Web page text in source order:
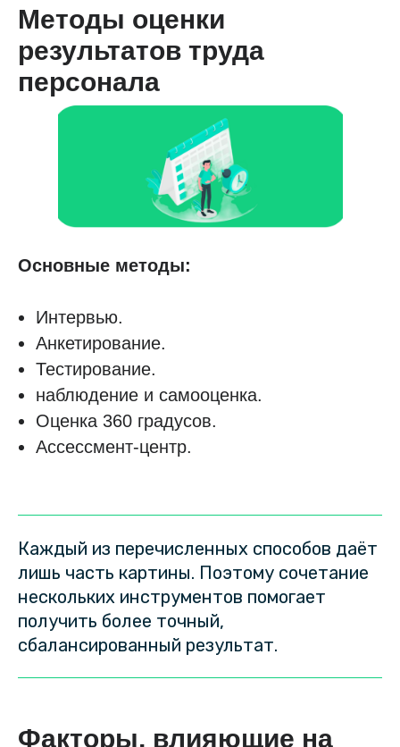
Методы оценки
результатов труда
персонала
Основные методы:
Интервью.
Анкетирование.
Тестирование.
наблюдение и самооценка.
Оценка 360 градусов.
Ассессмент-центр.
Каждый из перечисленных способов даёт
лишь часть картины. Поэтому сочетание
нескольких инструментов помогает
получить более точный,
сбалансированный результат.
Факторы, влияющие на